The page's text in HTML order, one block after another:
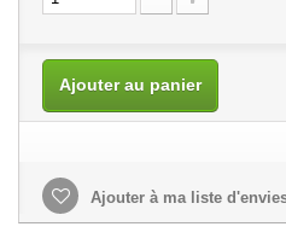
Ajouter au panier
Ajouter à ma liste